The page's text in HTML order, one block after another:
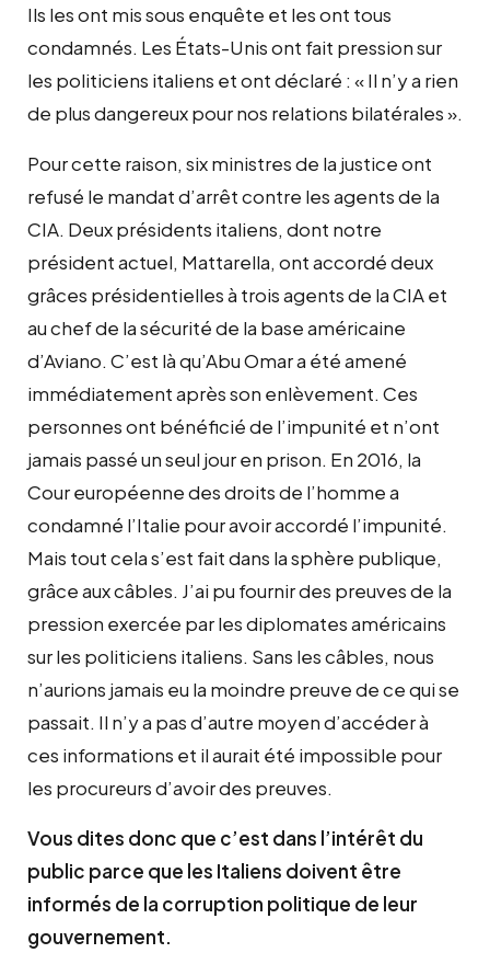
Ils les ont mis sous enquête et les ont tous
condamnés. Les États-Unis ont fait pression sur
les politiciens italiens et ont déclaré : « Il n’y a rien
de plus dangereux pour nos relations bilatérales ».
Pour cette raison, six ministres de la justice ont
refusé le mandat d’arrêt contre les agents de la
CIA. Deux présidents italiens, dont notre
président actuel, Mattarella, ont accordé deux
grâces présidentielles à trois agents de la CIA et
au chef de la sécurité de la base américaine
d’Aviano. C’est là qu’Abu Omar a été amené
immédiatement après son enlèvement. Ces
personnes ont bénéficié de l’impunité et n’ont
jamais passé un seul jour en prison. En 2016, la
Cour européenne des droits de l’homme a
condamné l’Italie pour avoir accordé l’impunité.
Mais tout cela s’est fait dans la sphère publique,
grâce aux câbles. J’ai pu fournir des preuves de la
pression exercée par les diplomates américains
sur les politiciens italiens. Sans les câbles, nous
n’aurions jamais eu la moindre preuve de ce qui se
passait. Il n’y a pas d’autre moyen d’accéder à
ces informations et il aurait été impossible pour
les procureurs d’avoir des preuves.
Vous dites donc que c’est dans l’intérêt du
public parce que les Italiens doivent être
informés de la corruption politique de leur
gouvernement.